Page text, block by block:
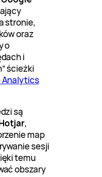
stronie,
oraz
o
i
ścieżki
Analytics
są
,
map
sesji
temu
obszary